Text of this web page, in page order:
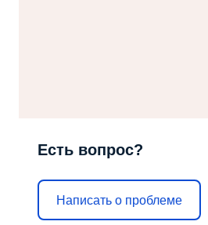
Есть вопрос?
Написать о проблеме